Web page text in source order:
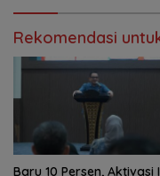
Rekomendasi
Baru 10 Persen, Aktivasi